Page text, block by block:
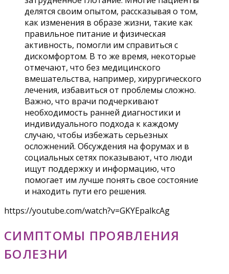
делятся своим опытом, рассказывая о том,
как изменения в образе жизни, такие как
правильное питание и физическая
активность, помогли им справиться с
дискомфортом. В то же время, некоторые
отмечают, что без медицинского
вмешательства, например, хирургического
лечения, избавиться от проблемы сложно.
Важно, что врачи подчеркивают
необходимость ранней диагностики и
индивидуального подхода к каждому
случаю, чтобы избежать серьезных
осложнений. Обсуждения на форумах и в
социальных сетях показывают, что люди
ищут поддержку и информацию, что
помогает им лучше понять свое состояние
и находить пути его решения.
https://youtube.com/watch?v=GKYEpalkcAg
СИМПТОМЫ ПРОЯВЛЕНИЯ
БОЛЕЗНИ